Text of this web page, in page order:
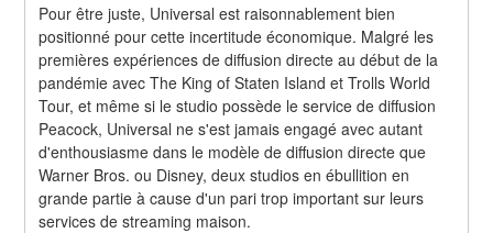
Pour être juste, Universal est raisonnablement bien
positionné pour cette incertitude économique. Malgré les
premières expériences de diffusion directe au début de la
pandémie avec The King of Staten Island et Trolls World
Tour, et même si le studio possède le service de diffusion
Peacock, Universal ne s'est jamais engagé avec autant
d'enthousiasme dans le modèle de diffusion directe que
Warner Bros. ou Disney, deux studios en ébullition en
grande partie à cause d'un pari trop important sur leurs
services de streaming maison.